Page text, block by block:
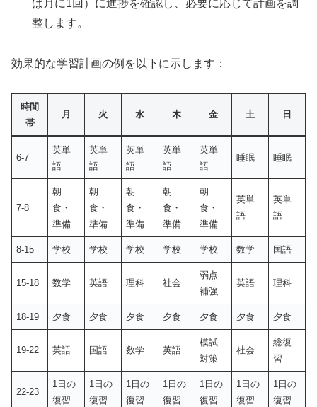
ば月に1回）に進捗を確認し、必要に応じて計画を調
整します。
効果的な学習計画の例を以下に示します：
時間
帯
月 火 水 木 金 土 日
6-7
英単
語
英単
語
英単
語
英単
語
英単
語
睡眠 睡眠
7-8
朝
食・
準備
朝
食・
準備
朝
食・
準備
朝
食・
準備
朝
食・
準備
英単
語
英単
語
8-15 学校 学校 学校 学校 学校 数学 国語
15-18 数学 英語 理科 社会
弱点
補強
英語 理科
18-19 夕食 夕食 夕食 夕食 夕食 夕食 夕食
19-22 英語 国語 数学 英語
模試
対策
社会
総復
習
22-23
1日の
復習
1日の
復習
1日の
復習
1日の
復習
1日の
復習
1日の
復習
1日の
復習